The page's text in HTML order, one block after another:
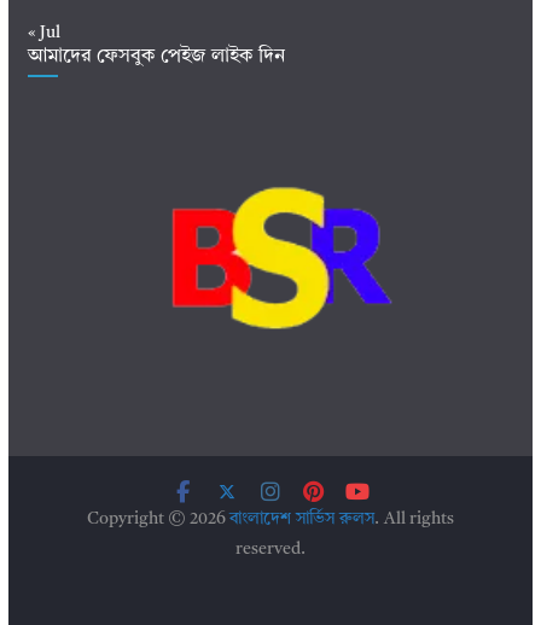
« Jul
আমাদের ফেসবুক পেইজ লাইক দিন
Copyright © 2026বাংলাদেশ সার্ভিস রুলস. All rights
reserved.